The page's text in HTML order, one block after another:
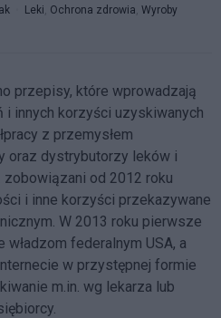
Leki, Ochrona zdrowia, Wyroby
przepisy, które wprowadzają
i innych korzyści uzyskiwanych
z przemysłem
oraz dystrybutorzy leków i
od 2012 roku
i inne korzyści przekazywane
W 2013 roku pierwsze
federalnym USA, a
w przystępnej formie
m.in. wg lekarza lub